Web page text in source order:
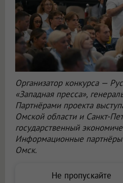
Организатор конкурса —
«Западная пресса»,
Партнёрами проекта
Омской области и Санкт-
государственный
Информационные
Омск.
Не пропускайте